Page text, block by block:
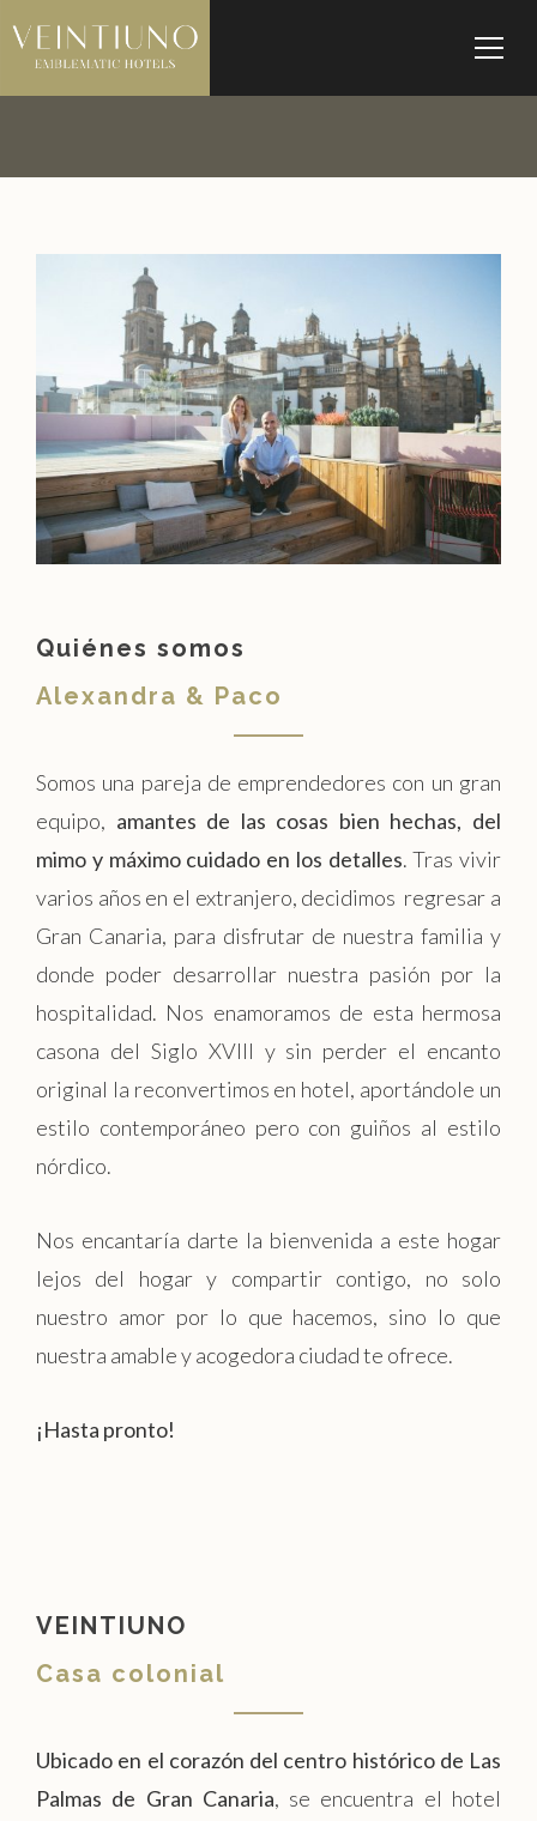
CONÓCENOS
Quiénes somos
Alexandra & Paco
Somos una pareja de emprendedores con un gran
equipo, amantes de las cosas bien hechas, del
mimo y máximo cuidado en los detalles. Tras vivir
varios años en el extranjero, decidimos regresar a
Gran Canaria, para disfrutar de nuestra familia y
donde poder desarrollar nuestra pasión por la
hospitalidad. Nos enamoramos de esta hermosa
casona del Siglo XVIII y sin perder el encanto
original la reconvertimos en hotel, aportándole un
estilo contemporáneo pero con guiños al estilo
nórdico.
Nos encantaría darte la bienvenida a este hogar
lejos del hogar y compartir contigo, no solo
nuestro amor por lo que hacemos, sino lo que
nuestra amable y acogedora ciudad te ofrece.
¡Hasta pronto!
VEINTIUNO
Casa colonial
Ubicado en el corazón del centro histórico de Las
Palmas de Gran Canaria, se encuentra el hotel